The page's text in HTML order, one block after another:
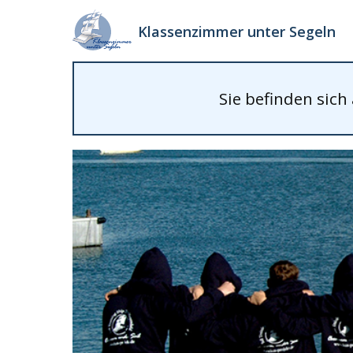
Klassenzimmer unter Segeln
Sie befinden